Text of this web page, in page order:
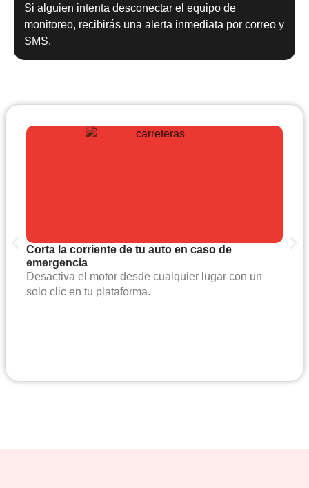
Si alguien intenta desconectar el equipo de
monitoreo, recibirás una alerta inmediata por correo y
SMS.
Corta la corriente de tu auto en caso de
emergencia
Desactiva el motor desde cualquier lugar con un
solo clic en tu plataforma.